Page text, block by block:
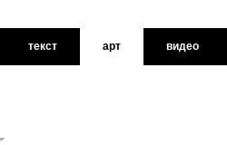
текст арт видео